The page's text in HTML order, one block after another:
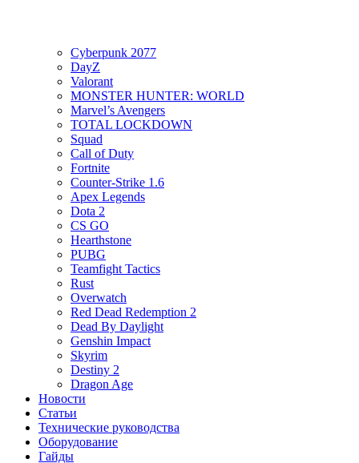
Cyberpunk 2077
DayZ
Valorant
MONSTER HUNTER: WORLD
Marvel’s Avengers
TOTAL LOCKDOWN
Squad
Call of Duty
Fortnite
Counter-Strike 1.6
Apex Legends
Dota 2
CS GO
Hearthstone
PUBG
Teamfight Tactics
Rust
Overwatch
Red Dead Redemption 2
Dead By Daylight
Genshin Impact
Skyrim
Destiny 2
Dragon Age
Новости
Статьи
Технические руководства
Оборудование
Гайды